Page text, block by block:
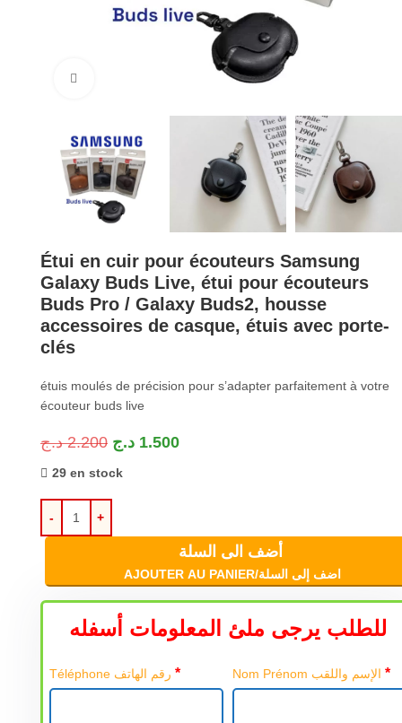
Étui en cuir pour écouteurs Samsung
Galaxy Buds Live, étui pour écouteurs
Buds Pro / Galaxy Buds2, housse
accessoires de casque, étuis avec porte-
clés
étuis moulés de précision pour s’adapter parfaitement à votre
écouteur buds live
2.200 د.ج 1.500 د.ج
29 en stock
أضف الى السلة
AJOUTER AU PANIER/اضف إلى السلة
للطلب يرجى ملئ المعلومات أسفله
* *